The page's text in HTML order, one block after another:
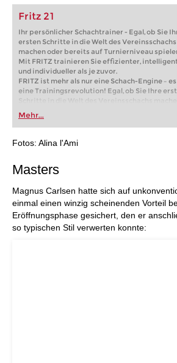
Fritz 21
Ihr persönlicher Schachtrainer - Egal, ob Sie
ersten Schritte in die Welt des Vereinsschachs
machen oder bereits auf Turnierniveau
Mit FRITZ trainieren Sie effizienter,
und individueller als je zuvor.
FRITZ ist mehr als nur eine Schach-Engine –
eine Trainingsrevolution! Egal, ob Sie Ihre
Schritte in die Welt des Vereinsschachs machen
oder bereits auf Turnierniveau spielen: Mit
FRITZ trainieren Sie effizienter, intelligenter
individueller als je zuvor.
Mehr...
Fotos: Alina l'Ami
Masters
Magnus Carlsen hatte sich auf
einmal einen winzig scheinenden Vorteil
Eröffnungsphase gesichert, den er
so typischen Stil verwerten konnte: